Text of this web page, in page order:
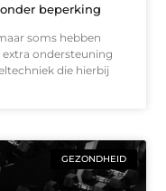
beperking
soms hebben
ondersteuning
die hierbij
GEZONDHEID